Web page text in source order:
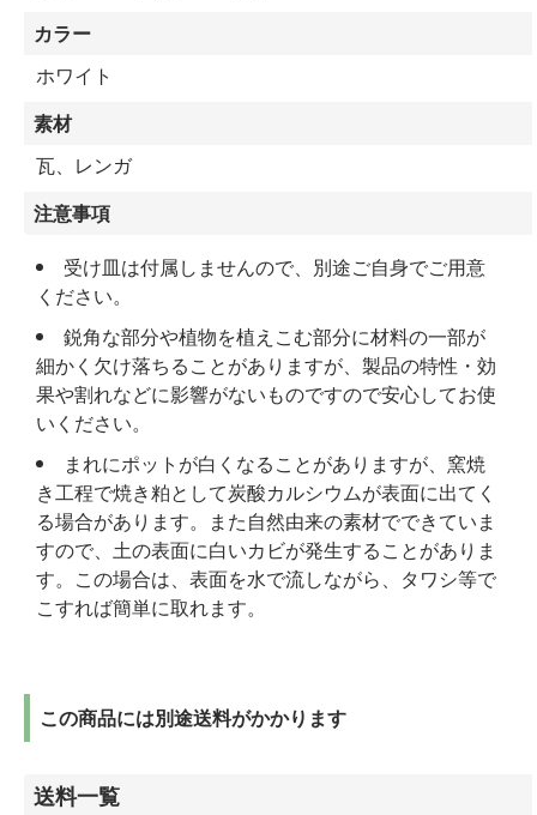
カラー
ホワイト
素材
瓦、レンガ
注意事項
受け皿は付属しませんので、別途ご自身でご用意
ください。
鋭角な部分や植物を植えこむ部分に材料の一部が
細かく欠け落ちることがありますが、製品の特性・効
果や割れなどに影響がないものですので安心してお使
いください。
まれにポットが白くなることがありますが、窯焼
き工程で焼き粕として炭酸カルシウムが表面に出てく
る場合があります。また自然由来の素材でできていま
すので、土の表面に白いカビが発生することがありま
す。この場合は、表面を水で流しながら、タワシ等で
こすれば簡単に取れます。
この商品には別途送料がかかります
送料一覧